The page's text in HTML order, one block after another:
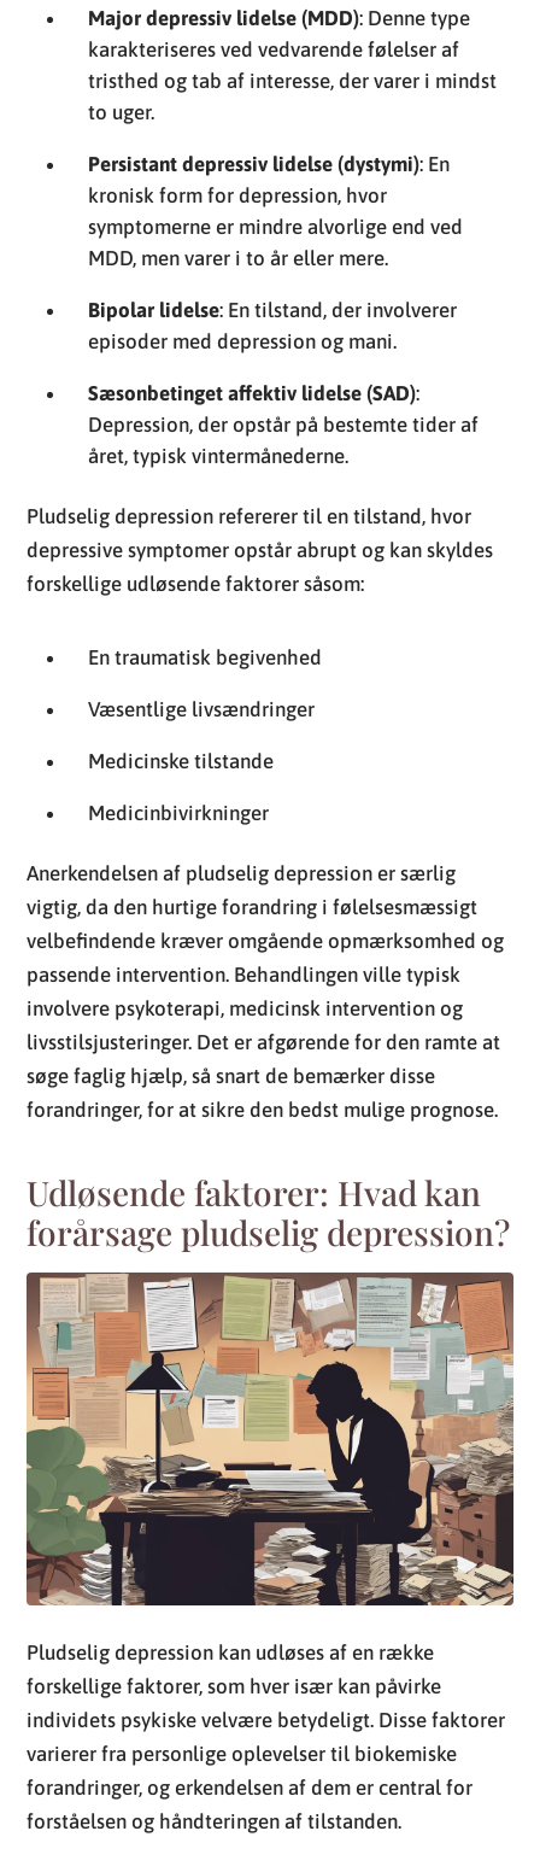
Major depressiv lidelse (MDD): Denne type
karakteriseres ved vedvarende følelser af
tristhed og tab af interesse, der varer i mindst
to uger.
Persistant depressiv lidelse (dystymi): En
kronisk form for depression, hvor
symptomerne er mindre alvorlige end ved
MDD, men varer i to år eller mere.
Bipolar lidelse: En tilstand, der involverer
episoder med depression og mani.
Sæsonbetinget affektiv lidelse (SAD):
Depression, der opstår på bestemte tider af
året, typisk vintermånederne.
Pludselig depression refererer til en tilstand, hvor
depressive symptomer opstår abrupt og kan skyldes
forskellige udløsende faktorer såsom:
En traumatisk begivenhed
Væsentlige livsændringer
Medicinske tilstande
Medicinbivirkninger
Anerkendelsen af pludselig depression er særlig
vigtig, da den hurtige forandring i følelsesmæssigt
velbefindende kræver omgående opmærksomhed og
passende intervention. Behandlingen ville typisk
involvere psykoterapi, medicinsk intervention og
livsstilsjusteringer. Det er afgørende for den ramte at
søge faglig hjælp, så snart de bemærker disse
forandringer, for at sikre den bedst mulige prognose.
Udløsende faktorer: Hvad kan
forårsage pludselig depression?
Pludselig depression kan udløses af en række
forskellige faktorer, som hver især kan påvirke
individets psykiske velvære betydeligt. Disse faktorer
varierer fra personlige oplevelser til biokemiske
forandringer, og erkendelsen af dem er central for
forståelsen og håndteringen af tilstanden.